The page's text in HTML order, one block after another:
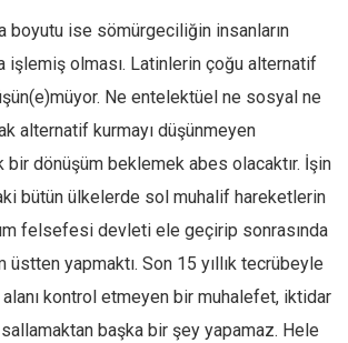
boyutu ise sömürgeciliğin insanların
işlemiş olması. Latinlerin çoğu alternatif
Ne entelektüel ne sosyal ne
alternatif kurmayı düşünmeyen
bir dönüşüm beklemek abes olacaktır. İşin
bütün ülkelerde sol muhalif hareketlerin
felsefesi devleti ele geçirip sonrasında
yapmaktı. Son 15 yıllık tecrübeyle
kontrol etmeyen bir muhalefet, iktidar
başka bir şey yapamaz. Hele